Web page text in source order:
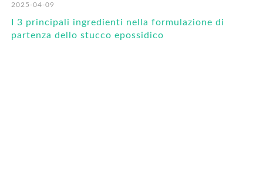
2025-04-09
I 3 principali ingredienti nella formulazione di
partenza dello stucco epossidico